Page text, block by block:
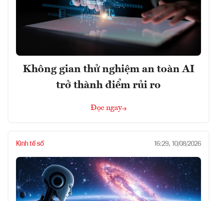
Không gian thử nghiệm an toàn AI
trở thành điểm rủi ro
Đọc ngay
Kinh tế số 16:29, 10/08/2026